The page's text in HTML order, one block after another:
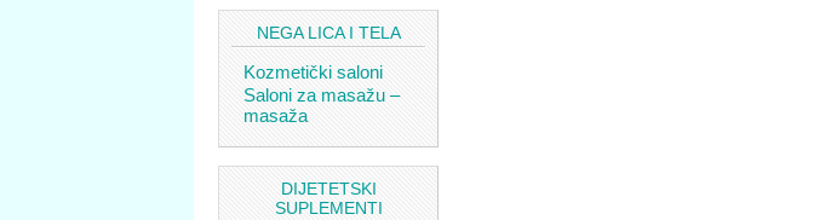
NEGA LICA I TELA
Kozmetički saloni
Saloni za masažu –
masaža
DIJETETSKI
SUPLEMENTI